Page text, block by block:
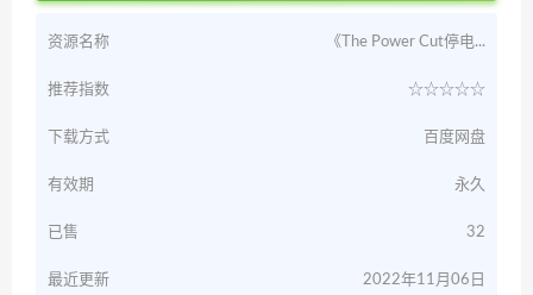
资源名称 《The Power Cut停电...
推荐指数 ☆☆☆☆☆
下载方式 百度网盘
有效期 永久
已售 32
最近更新 2022年11月06日